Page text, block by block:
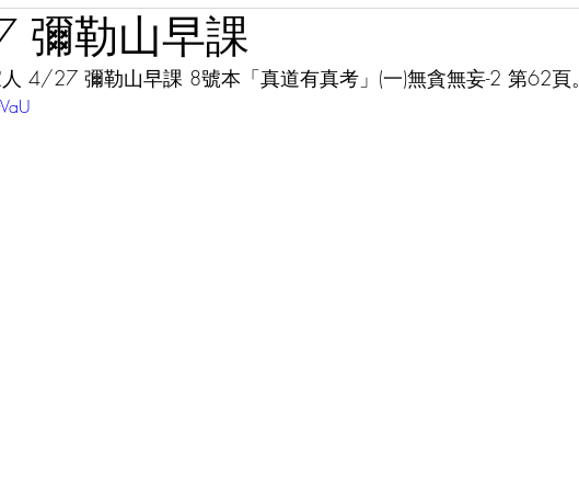
勒山早課
人 4/27 彌勒山早課 8號本「真道有真考」(一)無貪無妄-2 第62頁